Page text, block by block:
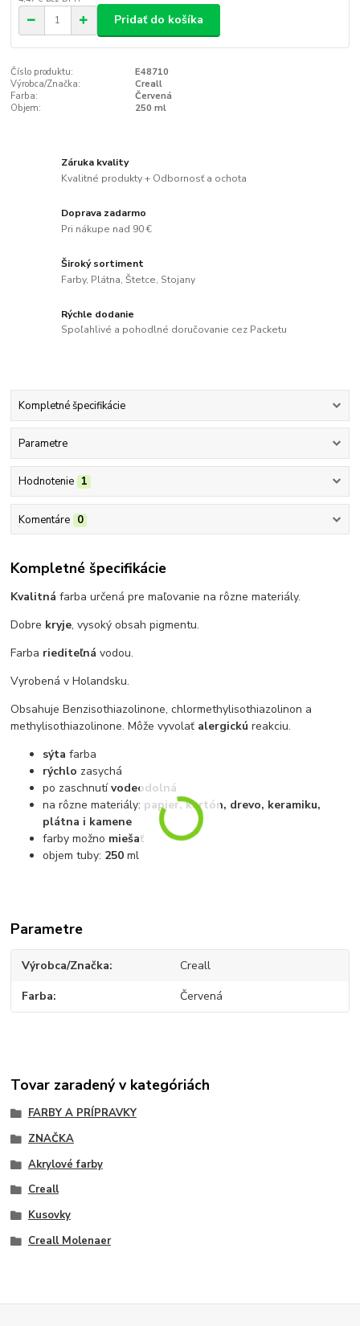
Pridať do košíka
Číslo produktu:
E48710
Výrobca/Značka:
Creall
Farba:
Červená
Objem:
250 ml
Záruka kvality
Kvalitné produkty + Odbornosť a ochota
Doprava zadarmo
Pri nákupe nad 90 €
Široký sortiment
Farby, Plátna, Štetce, Stojany
Rýchle dodanie
Spoľahlivé a pohodlné doručovanie cez Packetu
Kompletné špecifikácie
Parametre
Hodnotenie 1
Komentáre 0
Kompletné špecifikácie
Kvalitnáfarba určená pre maľovanie na rôzne materiály.
Dobre kryje, vysoký obsah pigmentu.
Farba riediteľnávodou.
Vyrobená v Holandsku.
Obsahuje Benzisothiazolinone, chlormethylisothiazolinon a
methylisothiazolinone. Môže vyvolať alergickúreakciu.
sýtafarba
rýchlo zasychá
po zaschnutívodeodolná
na rôzne materiály: papier, kartón, drevo, keramiku,
plátna i kamene
farby možno miešať
objem tuby: 250ml
Parametre
Výrobca/Značka Creall
Farba Červená
Tovar zaradený v kategóriách
FARBY A PRÍPRAVKY
ZNAČKA
Akrylové farby
Creall
Kusovky
Creall Molenaer